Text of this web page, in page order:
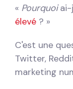
« Pourquoiai-
élevé ? »
C'est une
Twitter,
marketing